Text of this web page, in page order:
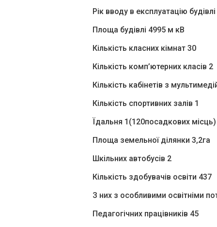
Рік вводу в експлуатацію
Площа будівлі 4995 м кВ
Кількість класних кімнат 30
Кількість комп’ютерних класів 2
Кількість кабінетів з
Кількість спортивних залів 1
Їдальня 1(120посадкових місць)
Площа земельної ділянки 3,2га
Шкільних автобусів 2
Кількість здобувачів освіти 437
З них з особливими освітніми
Педагогічних працівників 45